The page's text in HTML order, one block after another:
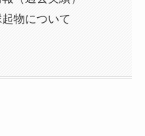
物について